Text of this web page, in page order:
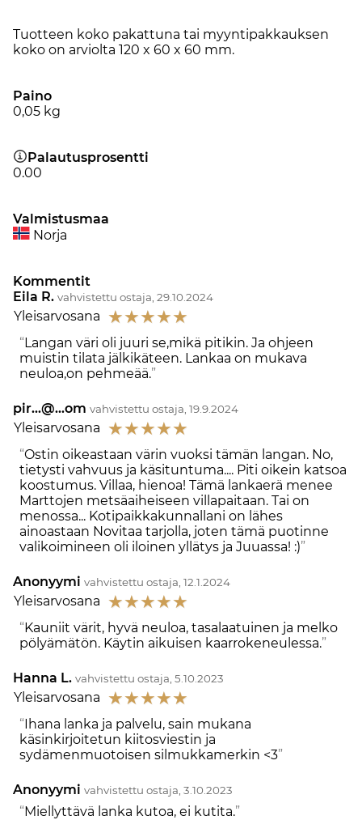
Tuotteen koko pakattuna tai myyntipakkauksen
koko on arviolta 120 x 60 x 60 mm.
Paino
0,05 kg
Palautusprosentti
0.00
Valmistusmaa
Norja
Kommentit
Eila R. vahvistettu ostaja, 29.10.2024
Yleisarvosana ☆☆☆☆☆
Langan väri oli juuri se,mikä pitikin. Ja ohjeen
muistin tilata jälkikäteen. Lankaa on mukava
neuloa,on pehmeää.
pir...@...om vahvistettu ostaja, 19.9.2024
Yleisarvosana ☆☆☆☆☆
Ostin oikeastaan värin vuoksi tämän langan. No,
tietysti vahvuus ja käsituntuma.... Piti oikein katsoa
koostumus. Villaa, hienoa! Tämä lankaerä menee
Marttojen metsäaiheiseen villapaitaan. Tai on
menossa... Kotipaikkakunnallani on lähes
ainoastaan Novitaa tarjolla, joten tämä puotinne
valikoimineen oli iloinen yllätys ja Juuassa! :)
Anonyymi vahvistettu ostaja, 12.1.2024
Yleisarvosana ☆☆☆☆☆
Kauniit värit, hyvä neuloa, tasalaatuinen ja melko
pölyämätön. Käytin aikuisen kaarrokeneulessa.
Hanna L. vahvistettu ostaja, 5.10.2023
Yleisarvosana ☆☆☆☆☆
Ihana lanka ja palvelu, sain mukana
käsinkirjoitetun kiitosviestin ja
sydämenmuotoisen silmukkamerkin <3
Anonyymi vahvistettu ostaja, 3.10.2023
Miellyttävä lanka kutoa, ei kutita.